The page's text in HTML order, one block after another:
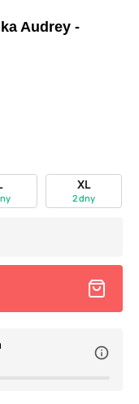
Audrey -
XL
2 dny